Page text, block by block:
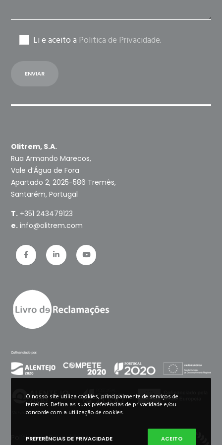
Li e aceito a Politica de Privacidade.
Olitrem, S.A.
Rua Armando Marecos,
Vale d’Água de Fora
Apartado 2, 2025-586 Tremês,
Santarém, Portugal
T. +351 243479123
e. info@olitrem.com
Política de Privacidade
O nosso site utiliza cookies, principalmente de serviços de
terceiros. Defina as suas preferências de privacidade e/ou
concorde com a utilização de cookies.
PREFERÊNCIAS DE PRIVACIDADE ACEITO